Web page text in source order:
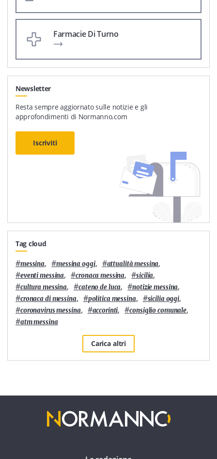
Farmacie Di Turno
Newsletter
Resta sempre aggiornato sulle notizie e gli
approfondimenti di Normanno.com
Iscriviti
Tag cloud
#messina, #messina oggi, #attualità messina,
#eventi messina, #cronaca messina, #sicilia,
#cultura messina, #cateno de luca, #notizie messina,
#cronaca di messina, #politica messina, #sicilia oggi,
#coronavirus messina, #accorinti, #consiglio comunale,
#atm messina
Carica altri